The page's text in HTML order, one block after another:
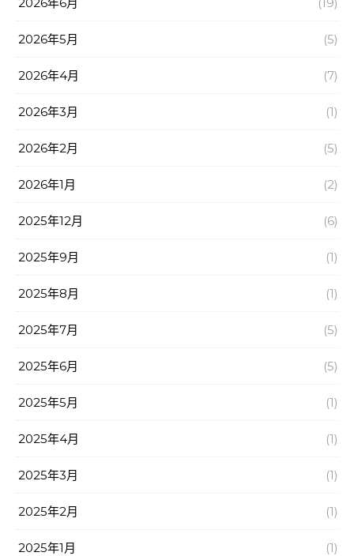
2026年5月 (5)
2026年4月 (7)
2026年3月 (1)
2026年2月 (5)
2026年1月 (2)
2025年12月 (6)
2025年9月 (1)
2025年8月 (1)
2025年7月 (5)
2025年6月 (5)
2025年5月 (1)
2025年4月 (1)
2025年3月 (1)
2025年2月 (1)
2025年1月 (1)